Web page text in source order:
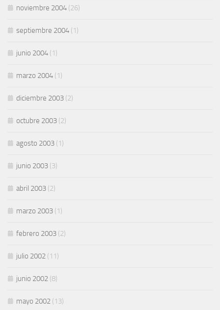
noviembre 2004 (26)
septiembre 2004 (1)
junio 2004 (1)
marzo 2004 (1)
diciembre 2003 (2)
octubre 2003 (2)
agosto 2003 (1)
junio 2003 (3)
abril 2003 (2)
marzo 2003 (1)
febrero 2003 (2)
julio 2002 (11)
junio 2002 (8)
mayo 2002 (13)